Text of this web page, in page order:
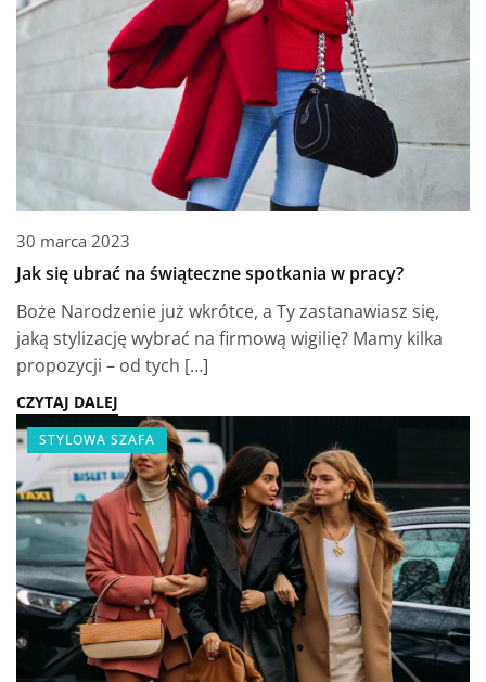
30 marca 2023
Jak się ubrać na świąteczne spotkania w pracy?
Boże Narodzenie już wkrótce, a Ty zastanawiasz się,
jaką stylizację wybrać na firmową wigilię? Mamy kilka
propozycji – od tych […]
CZYTAJ DALEJ
STYLOWA SZAFA